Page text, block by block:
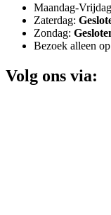
Maandag-
Zaterdag:
Zondag:
Bezoek alleen
Volg ons via: